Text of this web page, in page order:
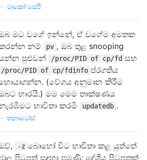
මාකෝ සෙපී
මට වගේ ඉන්නේ, ඒ වගේම අමතක
නම්
pv , ඔබ තුළ snooping
පුළුවන්
/proc/PID of cp/fd සහ
/proc/PID of cp/fdinfo ප්රගතිය
(වේගය අනුමාන කිරීම
භාරයි.) මම මෙම තාක්ෂණය
භාවිතා කරමි
updatedb .
තනාටෝස්
-z බොහෝ විට භාවිතා කළ යුත්තේ
පිටපත් සඳහා පමණි; දේශීය පිටපතක්